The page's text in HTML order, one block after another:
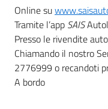
Online su
Tramite l’app SAIS
Presso le rivendite
Chiamando il nostro
2776999 o recandoti
A bordo